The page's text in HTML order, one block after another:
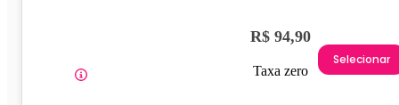
R$ 94,90
Taxa zero
Selecionar